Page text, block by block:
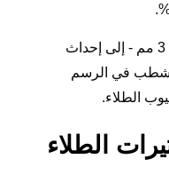
تميل الصفائح الأكثر سمكًا - أكثر من 3 مم - إلى إحداث
الشطب في الرسم
الطلاء.
الطلاء